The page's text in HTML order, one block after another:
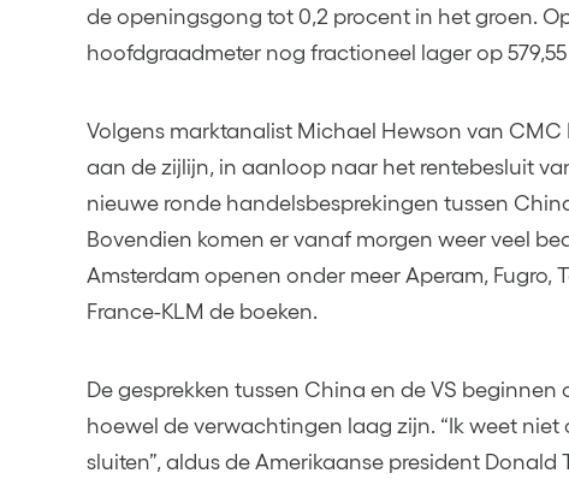
de openingsgong tot 0,2 procent in het groen.
hoofdgraadmeter nog fractioneel lager op
Volgens marktanalist Michael Hewson van CMC
aan de zijlijn, in aanloop naar het rentebesluit
nieuwe ronde handelsbesprekingen tussen
Bovendien komen er vanaf morgen weer veel
Amsterdam openen onder meer Aperam, Fugro,
France-KLM de boeken.
De gesprekken tussen China en de VS
hoewel de verwachtingen laag zijn. “Ik weet
sluiten”, aldus de Amerikaanse president Donald